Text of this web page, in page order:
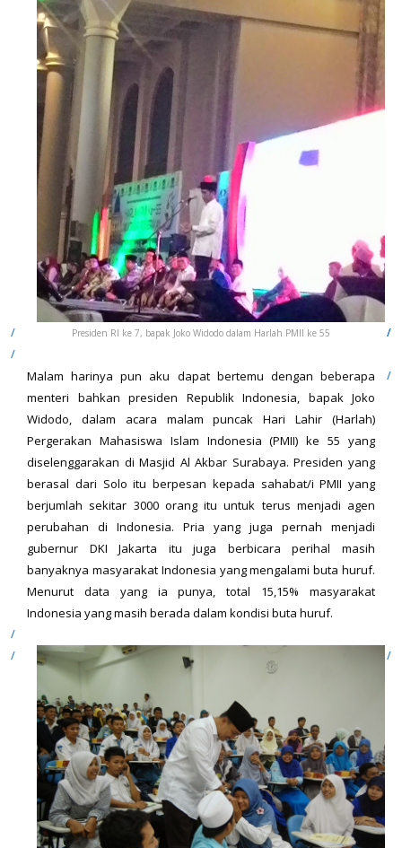
Presiden RI ke 7, bapak Joko Widodo dalam Harlah PMII ke 55
Malam harinya pun aku dapat bertemu dengan beberapa
menteri bahkan presiden Republik Indonesia, bapak Joko
Widodo, dalam acara malam puncak Hari Lahir (Harlah)
Pergerakan Mahasiswa Islam Indonesia (PMII) ke 55 yang
diselenggarakan di Masjid Al Akbar Surabaya. Presiden yang
berasal dari Solo itu berpesan kepada sahabat/i PMII yang
berjumlah sekitar 3000 orang itu untuk terus menjadi agen
perubahan di Indonesia. Pria yang juga pernah menjadi
gubernur DKI Jakarta itu juga berbicara perihal masih
banyaknya masyarakat Indonesia yang mengalami buta huruf.
Menurut data yang ia punya, total 15,15% masyarakat
Indonesia yang masih berada dalam kondisi buta huruf.